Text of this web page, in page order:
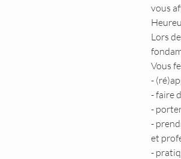
vous
Lors
Vous
-
- faire
-
-
et
-